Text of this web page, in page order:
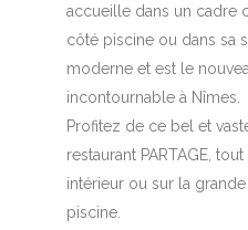
accueille dans un cadre
côté piscine ou dans sa
moderne et est le
incontournable à Nîmes.
Profitez de ce bel et
restaurant PARTAGE,
intérieur ou sur la
piscine.